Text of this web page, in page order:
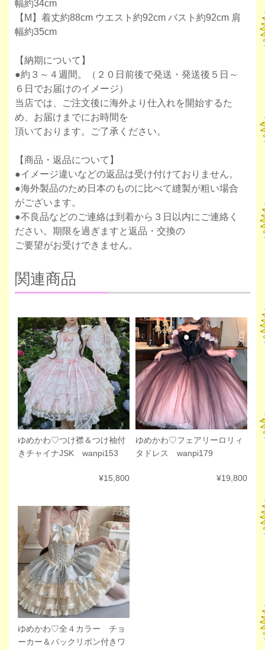
幅約34cm
【M】着丈約88cm ウエスト約92cm バスト約92cm 肩
幅約35cm
【納期について】
●約３～４週間。（２０日前後で発送・発送後５日～
６日でお届けのイメージ）
当店では、ご注文後に海外より仕入れを開始するた
め、お届けまでにお時間を
頂いております。ご了承ください。
【商品・返品について】
●イメージ違いなどの返品は受け付けておりません。
●海外製品のため日本のものに比べて縫製が粗い場合
がございます。
●不良品などのご連絡は到着から３日以内にご連絡く
ださい。期限を過ぎますと返品・交換の
ご要望がお受けできません。
関連商品
ゆめかわ♡つけ襟＆つけ袖付
きチャイナJSK wanpi153
¥15,800
ゆめかわ♡フェアリーロリィ
タドレス wanpi179
¥19,800
ゆめかわ♡全４カラー チョ
ーカー＆バックリボン付きワ